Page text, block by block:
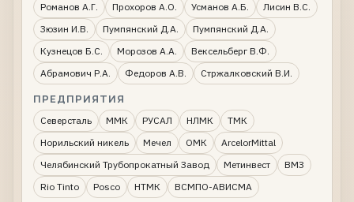
Романов А.Г.
Прохоров А.О. Усманов А.Б.
Лисин В.С.
Зюзин И.В.
Пумпянский Д.А.
Пумпянский Д.А.
Кузнецов Б.С.
Морозов А.А.
Вексельберг В.Ф.
Абрамович Р.А.
Федоров А.В. Стржалковский В.И.
ПРЕДПРИЯТИЯ
Северсталь ММК РУСАЛ НЛМК
ТМК
Норильский никель
Мечел ОМК
ArcelorMittal
Челябинский Трубопрокатный Завод
Метинвест
ВМЗ
Rio Tinto
Posco НТМК ВСМПО-АВИСМА